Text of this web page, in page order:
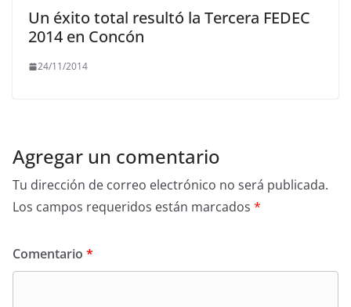
Un éxito total resultó la Tercera FEDEC
2014 en Concón
24/11/2014
Agregar un comentario
Tu dirección de correo electrónico no será publicada.
Los campos requeridos están marcados *
Comentario *